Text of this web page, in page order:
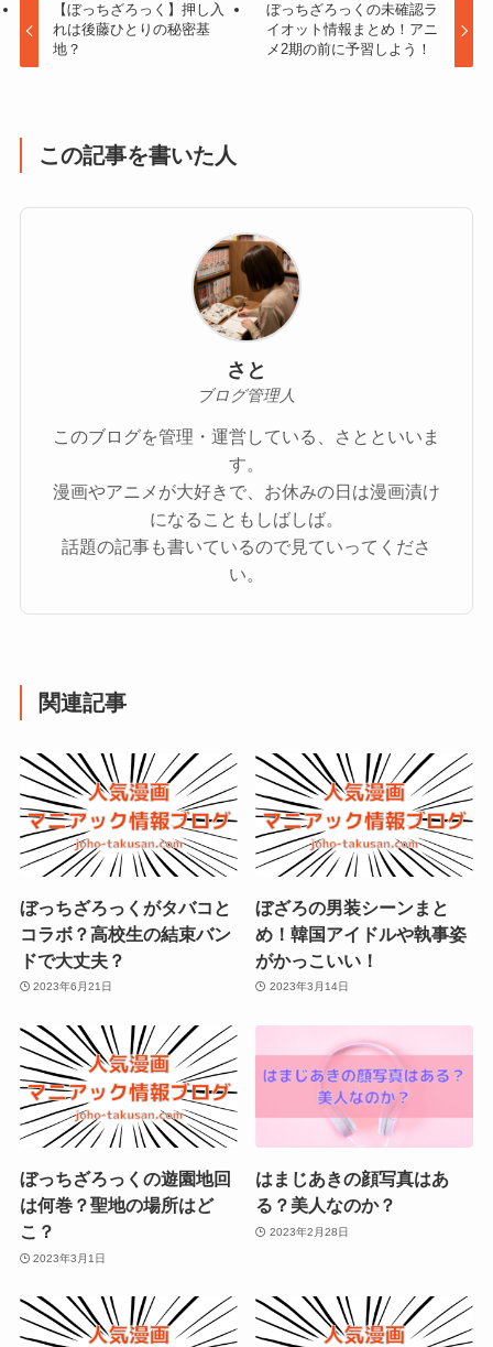
【ぼっちざろっく】押し入
れは後藤ひとりの秘密基
地？
ぼっちざろっくの未確認ラ
イオット情報まとめ！アニ
メ2期の前に予習しよう！
この記事を書いた人
さと
ブログ管理人
このブログを管理・運営している、さとといいま
す。
漫画やアニメが大好きで、お休みの日は漫画漬け
になることもしばしば。
話題の記事も書いているので見ていってくださ
い。
関連記事
ぼっちざろっくがタバコと
コラボ？高校生の結束バン
ドで大丈夫？
2023年6月21日
ぼざろの男装シーンまと
め！韓国アイドルや執事姿
がかっこいい！
2023年3月14日
ぼっちざろっくの遊園地回
は何巻？聖地の場所はど
こ？
2023年3月1日
はまじあきの顔写真はあ
る？美人なのか？
2023年2月28日